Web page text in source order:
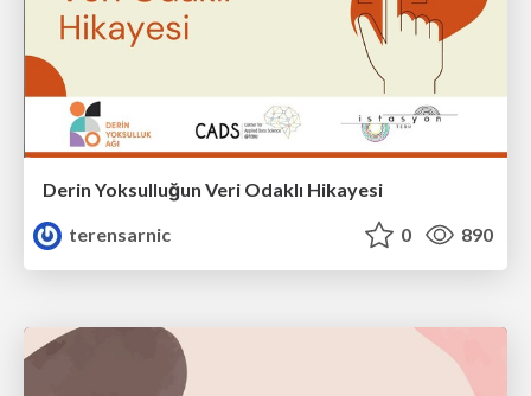
Derin Yoksulluğun Veri Odaklı Hikayesi
terensarnic
0 890